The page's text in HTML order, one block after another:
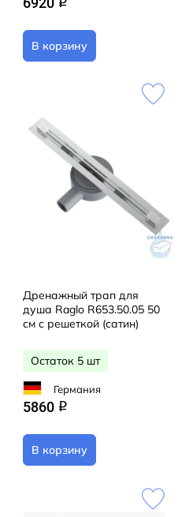
В корзину
Дренажный трап для
душа Raglo R653.50.05 50
см с решеткой (сатин)
Остаток 5 шт
Германия
5860 q
В корзину